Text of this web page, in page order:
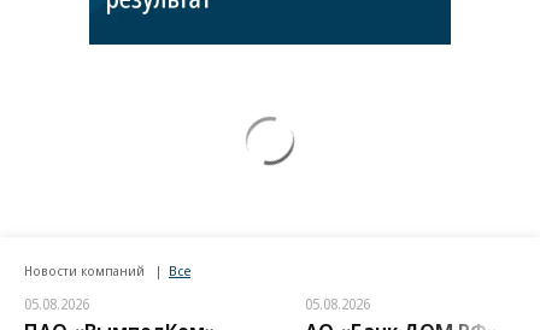
Новости компаний Все
05.08.2026 05.08.2026